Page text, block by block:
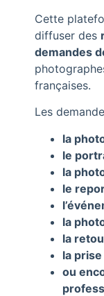
Cette
diffuser des
demandes
françaises.
Les
la
le
la
le
la
la
la
ou